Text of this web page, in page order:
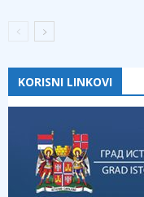
KORISNI LINKOVI